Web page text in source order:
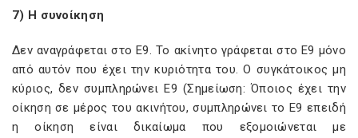
7) Η συνοίκηση
Δεν αναγράφεται στο Ε9. Το ακίνητο γράφεται στο Ε9 μόνο
από αυτόν που έχει την κυριότητα του. Ο συγκάτοικος μη
κύριος, δεν συμπληρώνει Ε9 (Σημείωση: Όποιος έχει την
οίκηση σε μέρος του ακινήτου, συμπληρώνει το Ε9 επειδή
η οίκηση είναι δικαίωμα που εξομοιώνεται με